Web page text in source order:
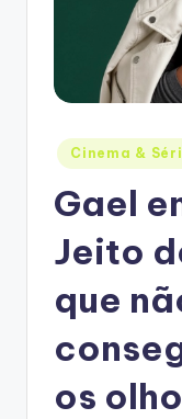
Posted
in
Cinema &
Gael
Jeito
que
os